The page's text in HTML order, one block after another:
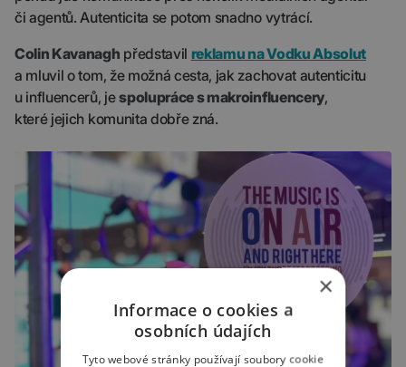
či agentů. Autenticita se potom snadno vytrácí.
Colin Kavanagh představil reklamu na Vodku Absolut
a mluvil o tom, že možná cesta, jak zachovat autenticitu
u influencerů, jespolupráce s makroinfluencery,
které jejich komunita dobře zná.
×
Informace o cookies a
osobních údajích
Tyto webové stránky používají soubory cookie